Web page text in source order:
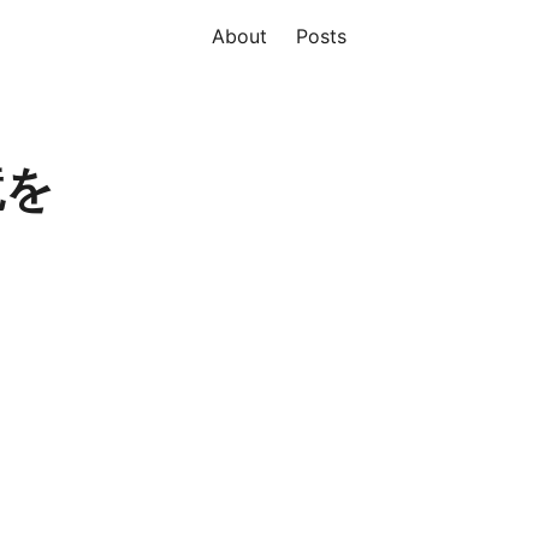
About Posts